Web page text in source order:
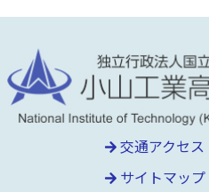
交通アクセス
サイトマップ